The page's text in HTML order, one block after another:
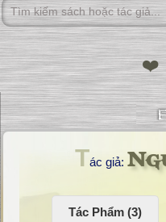
❤️
Tác giả:
Tác Phẩm (3)